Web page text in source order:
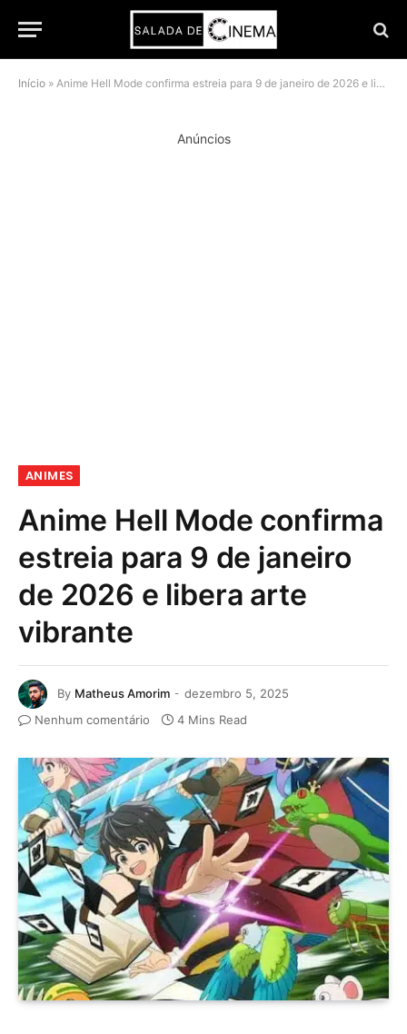
Início » Anime Hell Mode confirma estreia para 9 de janeiro de 2026 e libera arte vibrante
Anúncios
ANIMES
Anime Hell Mode confirma
estreia para 9 de janeiro
de 2026 e libera arte
vibrante
By Matheus Amorim
dezembro 5, 2025
Nenhum comentário
4 Mins Read